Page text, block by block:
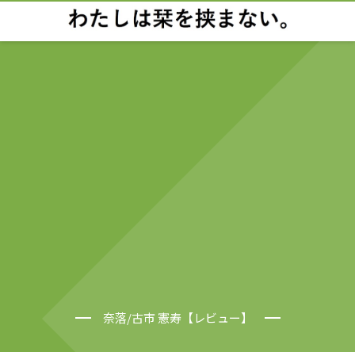
奈落/古市 憲寿【レビュー】